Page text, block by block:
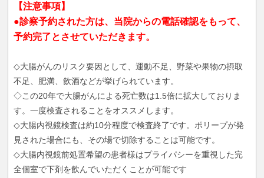
【注意事項】
●診察予約された方は、当院からの電話確認をもって、
予約完了とさせていただきます。
◇大腸がんのリスク要因として、運動不足、野菜や果物の摂取
不足、肥満、飲酒などが挙げられています。
◇この20年で大腸がんによる死亡数は1.5倍に拡大しておりま
す。一度検査されることをオススメします。
◇大腸内視鏡検査は約10分程度で検査終了です。ポリープが発
見された場合にも、その場で切除することは可能です。
◇大腸内視鏡前処置希望の患者様はプライパシーを重視した完
全個室で下剤を飲んでいただくことが可能です